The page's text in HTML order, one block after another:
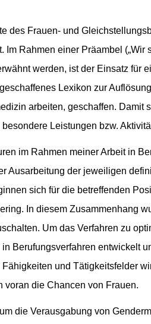
des Frauen- und
Rahmen einer Präambel
werden, ist der Einsatz für
Lexikon zur
arbeiten, geschaffen.
Leistungen bzw.
im Rahmen meiner Arbeit in
Ausarbeitung der jeweiligen
sich für die betreffenden
In diesem Zusammenhang
Um das Verfahren zu
Berufungsverfahren entwickelt
und Tätigkeitsfelder
voran die Chancen von Frauen.
die Verausgabung von